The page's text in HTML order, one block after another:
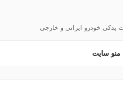
یدکی خودرو ایرانی و خارجی
منو سایت